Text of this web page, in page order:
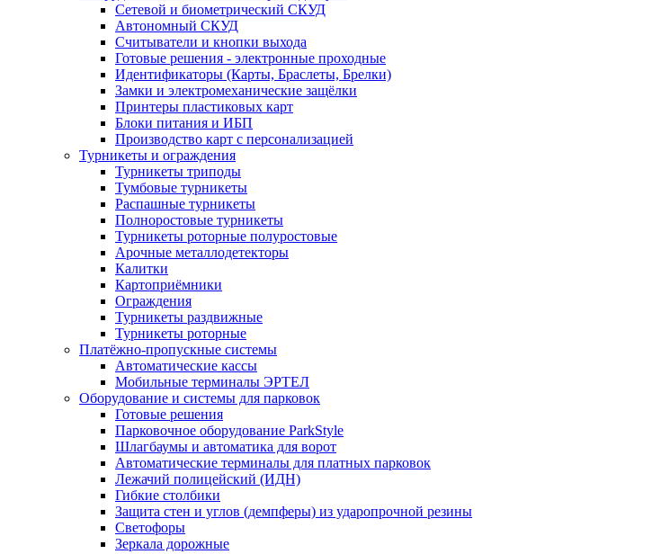
Сетевой и биометрический СКУД
Автономный СКУД
Считыватели и кнопки выхода
Готовые решения - электронные проходные
Идентификаторы (Карты, Браслеты, Брелки)
Замки и электромеханические защёлки
Принтеры пластиковых карт
Блоки питания и ИБП
Производство карт с персонализацией
Турникеты и ограждения
Турникеты триподы
Тумбовые турникеты
Распашные турникеты
Полноростовые турникеты
Турникеты роторные полуростовые
Арочные металлодетекторы
Калитки
Картоприёмники
Ограждения
Турникеты раздвижные
Турникеты роторные
Платёжно-пропускные системы
Автоматические кассы
Мобильные терминалы ЭРТЕЛ
Оборудование и системы для парковок
Готовые решения
Парковочное оборудование ParkStyle
Шлагбаумы и автоматика для ворот
Автоматические терминалы для платных парковок
Лежачий полицейский (ИДН)
Гибкие столбики
Защита стен и углов (демпферы) из ударопрочной резины
Светофоры
Зеркала дорожные